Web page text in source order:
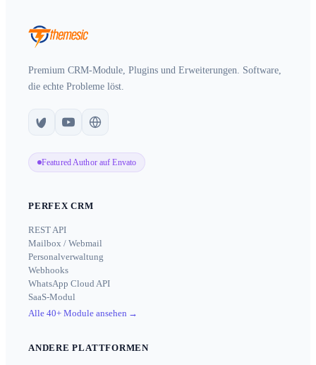
Premium CRM-Module, Plugins und Erweiterungen. Software,
die echte Probleme löst.
Featured Author auf Envato
PERFEX CRM
REST API
Mailbox / Webmail
Personalverwaltung
Webhooks
WhatsApp Cloud API
SaaS-Modul
Alle 40+ Module ansehen →
ANDERE PLATTFORMEN